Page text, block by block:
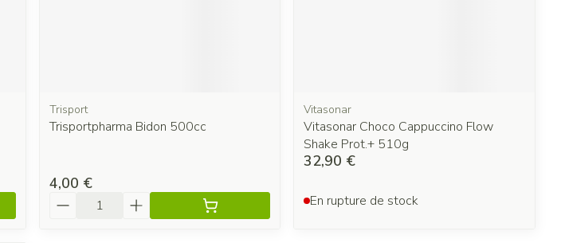
Trisport
Trisportpharma Bidon 500cc
4,00 €
Quantité
Vitasonar
Vitasonar Choco Cappuccino Flow
Shake Prot.+ 510g
32,90 €
En rupture de stock